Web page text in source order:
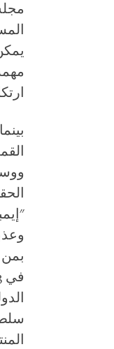
بمن